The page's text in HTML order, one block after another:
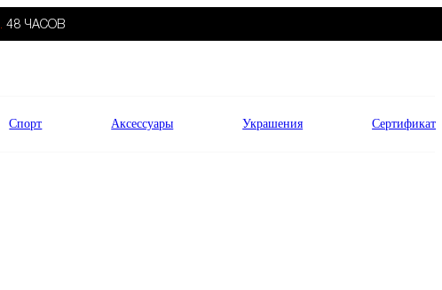
48 ЧАСОВ
Спорт Аксессуары Украшения Сертификат